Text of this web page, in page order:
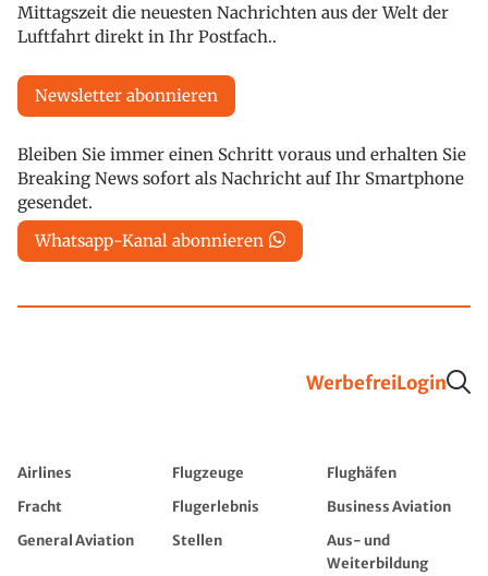
Mittagszeit die neuesten Nachrichten aus der Welt der
Luftfahrt direkt in Ihr Postfach..
Newsletter abonnieren
Bleiben Sie immer einen Schritt voraus und erhalten Sie
Breaking News sofort als Nachricht auf Ihr Smartphone
gesendet.
Whatsapp-Kanal abonnieren
WerbefreiLogin
Airlines Flugzeuge
Flughäfen
Fracht
Flugerlebnis
Business Aviation
General Aviation
Stellen
Aus- und
Weiterbildung